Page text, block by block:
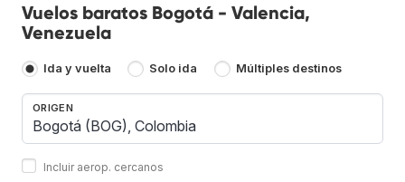
Vuelos baratos Bogotá - Valencia,
Venezuela
Ida y vuelta Solo ida Múltiples destinos
ORIGEN
Incluir aerop. cercanos